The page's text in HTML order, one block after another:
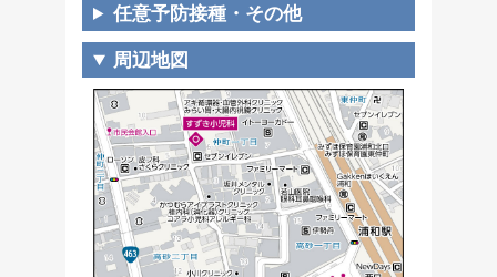
任意予防接種・その他
周辺地図